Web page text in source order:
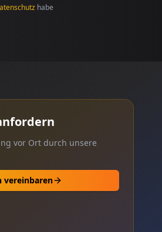
habe
vor Ort durch unsere
vereinbaren